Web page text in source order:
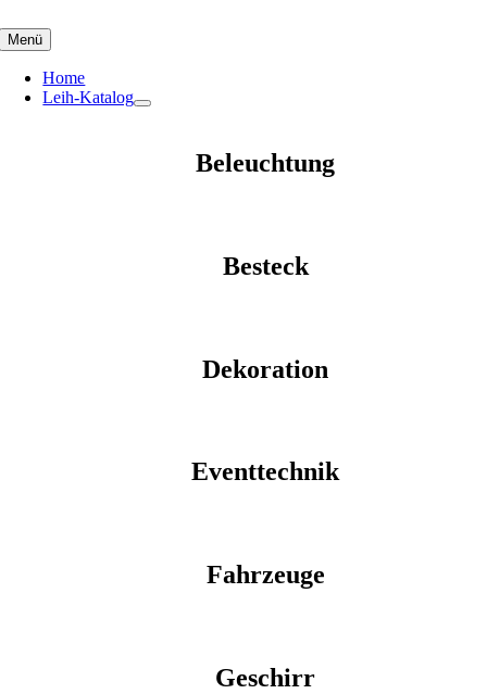
to
content
Menü
Home
Leih-Katalog
Beleuchtung
Besteck
Dekoration
Eventtechnik
Fahrzeuge
Geschirr